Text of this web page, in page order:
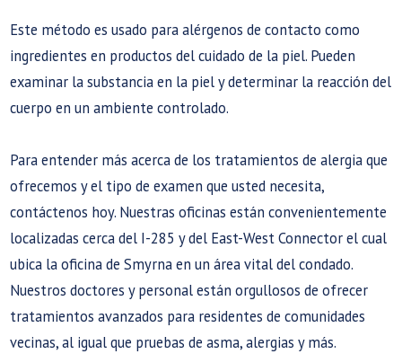
Este método es usado para alérgenos de contacto como
ingredientes en productos del cuidado de la piel. Pueden
examinar la substancia en la piel y determinar la reacción del
cuerpo en un ambiente controlado.
Para entender más acerca de los tratamientos de alergia que
ofrecemos y el tipo de examen que usted necesita,
contáctenos hoy. Nuestras oficinas están convenientemente
localizadas cerca del I-285 y del East-West Connector el cual
ubica la oficina de Smyrna en un área vital del condado.
Nuestros doctores y personal están orgullosos de ofrecer
tratamientos avanzados para residentes de comunidades
vecinas, al igual que pruebas de asma, alergias y más.